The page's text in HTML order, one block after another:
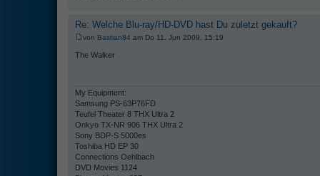
Re: Welche Blu-ray/HD-DVD hast Du zuletzt gekauft?
von Bastian84 am Do 11. Jun 2009, 15:19
The Walker
My Equipment:
Samsung PS-63P76FD
Teufel Theater 8 THX Ultra 2
Onkyo TX-NR 906 THX Ultra 2
Sony BDP-S 5000es
Toshiba HD EP 30
Connections Oehlbach
DVD Movies 1124